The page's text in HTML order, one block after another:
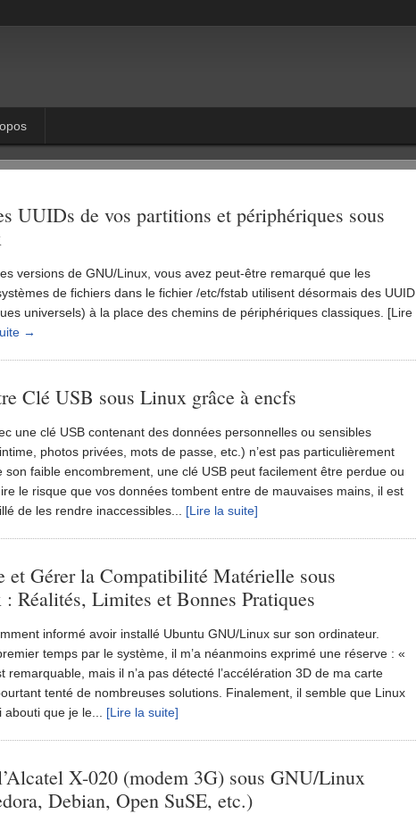
UUIDs de vos partitions et périphériques sous
versions de GNU/Linux, vous avez peut-être remarqué que les
de fichiers dans le fichier /etc/fstab utilisent désormais des UUID
universels) à la place des chemins de périphériques classiques. [Lire
→
Clé USB sous Linux grâce à encfs
une clé USB contenant des données personnelles ou sensibles
photos privées, mots de passe, etc.) n’est pas particulièrement
son faible encombrement, une clé USB peut facilement être perdue ou
le risque que vos données tombent entre de mauvaises mains, il est
de les rendre inaccessibles... [Lire la suite]
et Gérer la Compatibilité Matérielle sous
Réalités, Limites et Bonnes Pratiques
informé avoir installé Ubuntu GNU/Linux sur son ordinateur.
temps par le système, il m’a néanmoins exprimé une réserve : «
remarquable, mais il n’a pas détecté l’accélération 3D de ma carte
tenté de nombreuses solutions. Finalement, il semble que Linux
que je le... [Lire la suite]
X-020 (modem 3G) sous GNU/Linux
Debian, Open SuSE, etc.)